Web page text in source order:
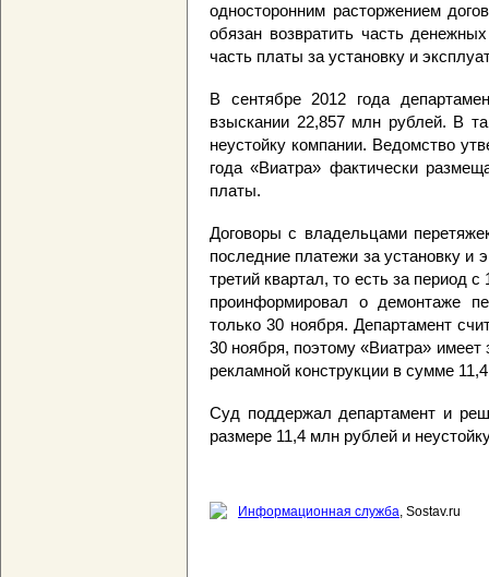
односторонним расторжением
обязан возвратить часть
часть платы за установку и
В сентябре 2012 года
взыскании 22,857 млн рублей. В
неустойку компании. Ведомство
года «Виатра» фактически
платы.
Договоры с владельцами
последние платежи за установку и
третий квартал, то есть за период
проинформировал о демонтаже
только 30 ноября. Департамент
30 ноября, поэтому «Виатра»
рекламной конструкции в сумме
Суд поддержал департамент и
размере 11,4 млн рублей и
Информационная служба, Sostav.ru